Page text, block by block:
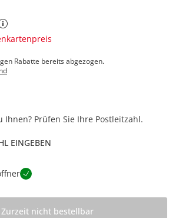
Rabatte bereits abgezogen.
Ihnen? Prüfen Sie Ihre Postleitzahl.
EINGEBEN
Zurzeit nicht bestellbar